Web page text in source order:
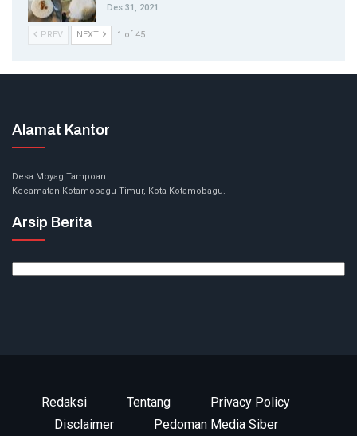
Des 31, 2021
PREV NEXT 1 of 45
Alamat Kantor
Desa Moyag Tampoan
Kecamatan Kotamobagu Timur, Kota Kotamobagu.
Arsip Berita
Redaksi Tentang
Privacy Policy
Disclaimer
Pedoman Media Siber